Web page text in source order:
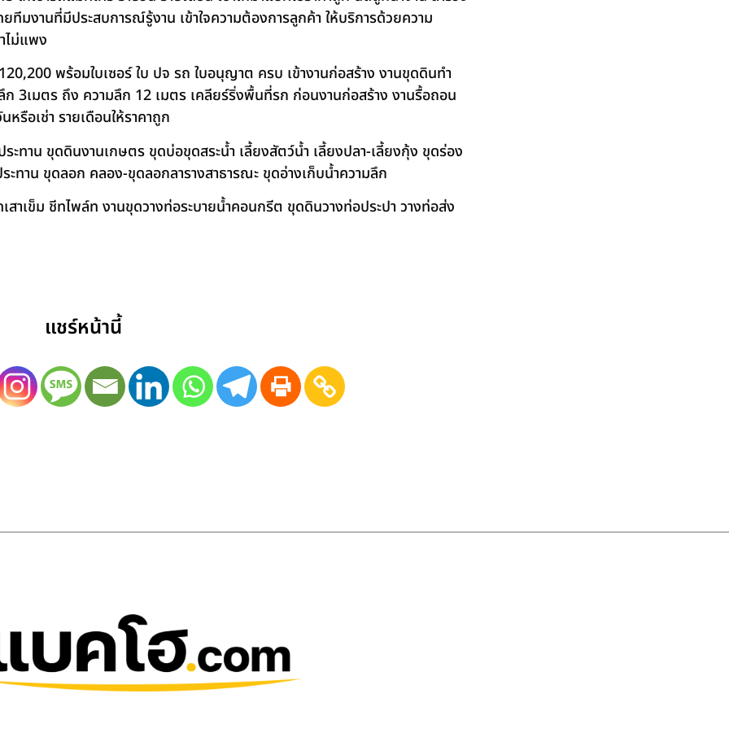
ทีมงานที่มีประสบการณ์รู้งาน เข้าใจความต้องการลูกค้า ให้บริการด้วยความ
ไม่แพง
พร้อมใบเซอร์ ใบ ปจ รถ ใบอนุญาต ครบ เข้างานก่อสร้าง งานขุดดินทำ
ก 3เมตร ถึง ความลึก 12 เมตร เคลียร์ริ่งพื้นที่รก ก่อนงานก่อสร้าง งานรื้อถอน
รือเช่า รายเดือนให้ราคาถูก
ะทาน ขุดดินงานเกษตร ขุดบ่อขุดสระน้ำ เลี้ยงสัตว์น้ำ เลี้ยงปลา-เลี้ยงกุ้ง ขุดร่อง
ทาน ขุดลอก คลอง-ขุดลอกลารางสาธารณะ ขุดอ่างเก็บน้ำความลึก
าเข็ม ชีทไพล์ท งานขุดวางท่อระบายน้ำคอนกรีต ขุดดินวางท่อประปา วางท่อส่ง
แชร์หน้านี้